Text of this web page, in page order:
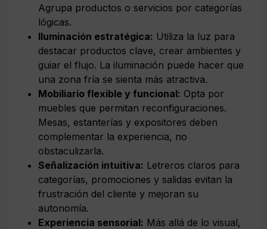
Agrupa productos o servicios por categorías
lógicas.
Iluminación estratégica: Utiliza la luz para
destacar productos clave, crear ambientes y
guiar el flujo. La iluminación puede hacer que
una zona fría se sienta más atractiva.
Mobiliario flexible y funcional: Opta por
muebles que permitan reconfiguraciones.
Mesas, estanterías y expositores deben
complementar la experiencia, no
obstaculizarla.
Señalización intuitiva: Letreros claros para
categorías, promociones y salidas evitan la
frustración del cliente y mejoran su
autonomía.
Experiencia sensorial: Más allá de lo visual,